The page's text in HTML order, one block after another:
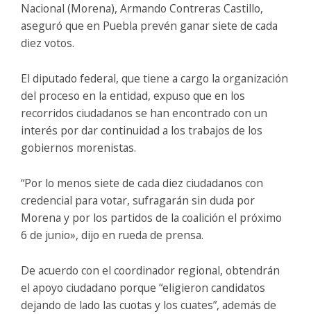
Nacional (Morena), Armando Contreras Castillo,
aseguró que en Puebla prevén ganar siete de cada
diez votos.
El diputado federal, que tiene a cargo la organización
del proceso en la entidad, expuso que en los
recorridos ciudadanos se han encontrado con un
interés por dar continuidad a los trabajos de los
gobiernos morenistas.
“Por lo menos siete de cada diez ciudadanos con
credencial para votar, sufragarán sin duda por
Morena y por los partidos de la coalición el próximo
6 de junio», dijo en rueda de prensa.
De acuerdo con el coordinador regional, obtendrán
el apoyo ciudadano porque “eligieron candidatos
dejando de lado las cuotas y los cuates”, además de